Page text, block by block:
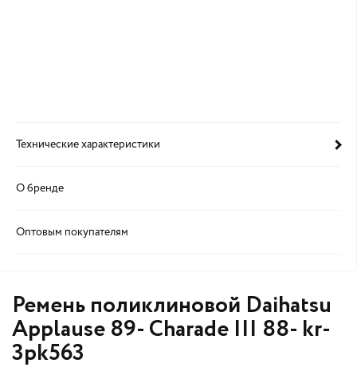
Технические характеристики
О бренде
Оптовым покупателям
Ремень поликлиновой Daihatsu
Applause 89- Charade III 88- kr-
3pk563